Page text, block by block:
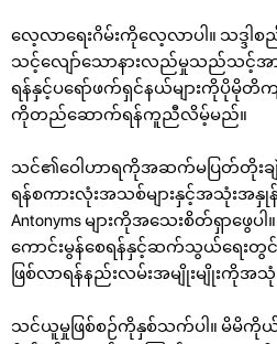
လေ့လာရေးဂိမ်းကိုလေ့လာပါ။ သဒ္ဒါစည်
သင့်လျော်သောနားလည်မှုသည်သင့်အ
ရန်နှင့်ပရော်ဖက်ရှင်နယ်များကိုပိုမိုတိကျ
ကိုတည်ဆောက်ရန်ကူညီလိမ့်မည်။
သင်၏ဝေါဟာရကိုအဆက်မပြတ်တိုးချဲ့
ရန်စကားလုံးအသစ်များနှင့်အသုံးအနှုန်းမ
Antonyms များကိုအသေးစိတ်ရှာဖွေ
ကောင်းမွန်စေရန်နှင့်ဆက်သွယ်ရေးတွင်
ဖြစ်လာရန်နည်းလမ်းအမျိုးမျိုးကိုအ
သင်ယူမှုဖြစ်စဉ်ကိုနှစ်သက်ပါ။ မိမိကို